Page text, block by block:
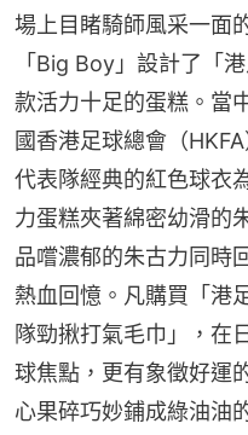
場上目睹騎師風采一面
「Big Boy」設計了「
款活力十足的蛋糕。當
國香港足球總會（
代表隊經典的紅色球衣
力蛋糕夾著綿密幼滑的
品嚐濃郁的朱古力同時
熱血回憶。凡購買「港
隊勁揪打氣毛巾」，在
球焦點，更有象徵好運
心果碎巧妙鋪成綠油油